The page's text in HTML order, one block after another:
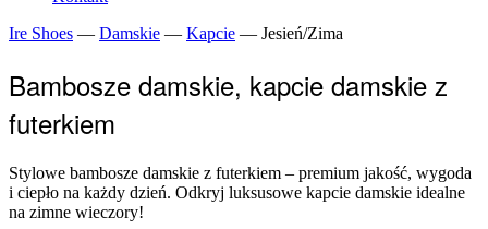
Ire Shoes — Damskie — Kapcie — Jesień/Zima
Bambosze damskie, kapcie damskie z
futerkiem
Stylowe bambosze damskie z futerkiem – premium jakość, wygoda
i ciepło na każdy dzień. Odkryj luksusowe kapcie damskie idealne
na zimne wieczory!